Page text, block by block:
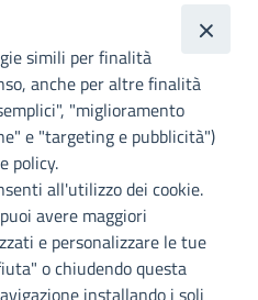
di
simili per finalità
anche per altre finalità
"miglioramento
e "targeting e pubblicità")
policy.
all'utilizzo dei cookie.
avere maggiori
e personalizzare le tue
o chiudendo questa
installando i soli